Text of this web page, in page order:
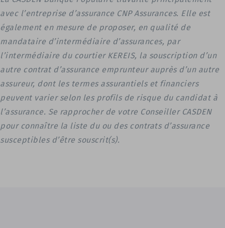
avec l’entreprise d’assurance CNP Assurances. Elle est
également en mesure de proposer, en qualité de
mandataire d’intermédiaire d’assurances, par
l’intermédiaire du courtier KEREIS, la souscription d’un
autre contrat d’assurance emprunteur auprès d’un autre
assureur, dont les termes assurantiels et financiers
peuvent varier selon les profils de risque du candidat à
l’assurance. Se rapprocher de votre Conseiller CASDEN
pour connaître la liste du ou des contrats d’assurance
susceptibles d’être souscrit(s).